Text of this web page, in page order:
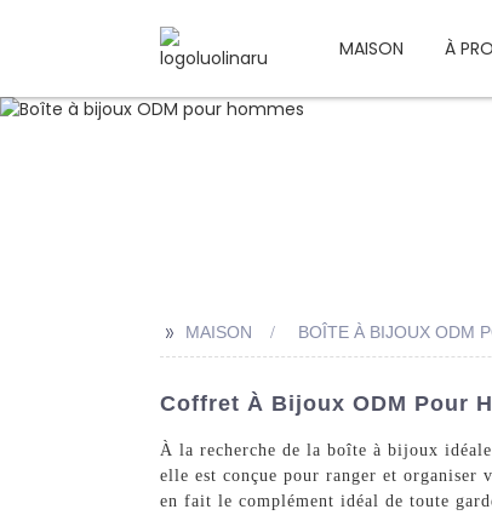
MAISON À
>> MAISON BOÎTE À BIJOUX ODM
Coffret À Bijoux ODM Pour
À la recherche de la boîte à bijoux
elle est conçue pour ranger et organiser
en fait le complément idéal de toute